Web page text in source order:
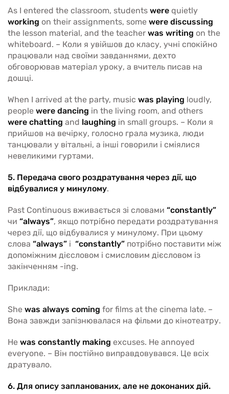
As I entered the classroom, students were quietly
working on their assignments, some were discussing
the lesson material, and the teacher was writing on the
whiteboard. – Коли я увійшов до класу, учні спокійно
працювали над своїми завданнями, дехто
обговорював матеріал уроку, а вчитель писав на
дошці.
When I arrived at the party, music was playing loudly,
people were dancing in the living room, and others
were chatting and laughing in small groups. – Коли я
прийшов на вечірку, голосно грала музика, люди
танцювали у вітальні, а інші говорили і сміялися
невеликими гуртами.
5. Передача свого роздратування через дії, що
відбувалися у минулому.
Past Continuous вживається зі словами “constantly”
чи “always”, якщо потрібно передати роздратування
через дії, що відбувалися у минулому. При цьому
слова “always” і “constantly” потрібно поставити між
допоміжним дієсловом і смисловим дієсловом із
закінченням -ing.
Приклади:
She was always coming for films at the cinema late. –
Вона завжди запізнювалася на фільми до кінотеатру.
He was constantly making excuses. He annoyed
everyone. – Він постійно виправдовувався. Це всіх
дратувало.
6. Для опису запланованих, але не доконаних дій.